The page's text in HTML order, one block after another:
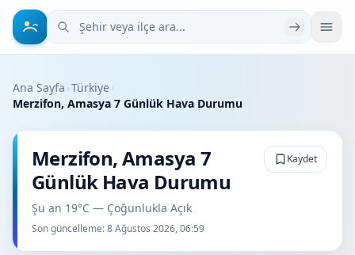
Şehir veya ilçe ara
Ana Sayfa ›Türkiye›
Merzifon, Amasya 7 Günlük Hava Durumu
Merzifon, Amasya 7
Günlük Hava Durumu
Şu an 19°C — Çoğunlukla Açık
Son güncelleme:8 Ağustos 2026, 06:59
Kaydet